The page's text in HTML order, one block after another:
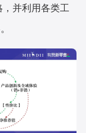
并利用各类工